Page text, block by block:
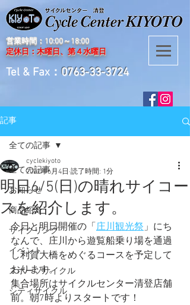
営業時間：10:00～18:00
定休日：木曜日、第４水曜日
Tel & Fax： 0763-33-3724
記事
全ての記事
お知らせ
商品紹介
サイクリング
イベント
スポーツサイクル
シティサイクル
全ての記事
明日6/5(日)の晴れサイコー
スを紹介します。
cyclekiyoto
2022年6月4日 読了時間: 1分
今日と明日開催の「 庄川観光祭」にち
なんで、庄川から遊覧船乗り場を通過
し利賀大橋をめぐるコースを予定して
おります。
集合場所はサイクルセンター清登店舗
前。朝7時よりスタートです！